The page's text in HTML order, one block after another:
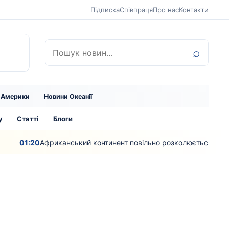
ПідпискаСпівпрацяПро насКонтакти
⌕
Америки Новини Океанії
Статті Блоги
Африканський континент повільно розколюється – вчені